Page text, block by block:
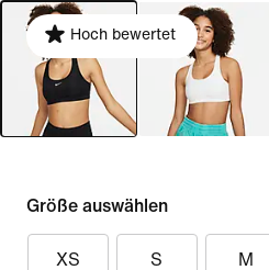
Hoch bewertet
Größe auswählen
XS S M